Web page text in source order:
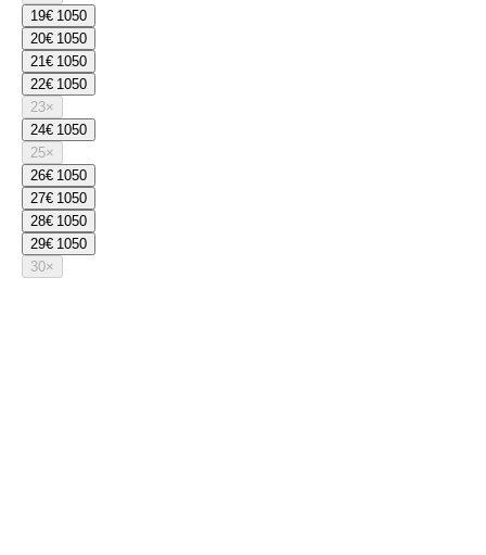
19€ 1050
20€ 1050
21€ 1050
22€ 1050
23×
24€ 1050
25×
26€ 1050
27€ 1050
28€ 1050
29€ 1050
30×